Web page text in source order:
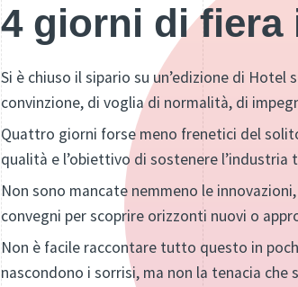
4 giorni di fiera
Si è chiuso il sipario su un’edizione di
convinzione, di voglia di normalità, di
Quattro giorni forse meno frenetici del
qualità e l’obiettivo di sostenere l’industria
Non sono mancate nemmeno le
convegni per scoprire orizzonti nuovi o
Non è facile raccontare tutto questo in
nascondono i sorrisi, ma non la tenacia che